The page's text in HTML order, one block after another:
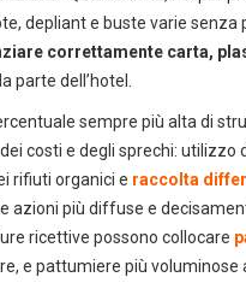
depliant e buste varie senza
correttamente carta,
parte dell’hotel.
sempre più alta di
costi e degli sprechi:
rifiuti organici e raccolta
azioni più diffuse e
ricettive possono collocare
e pattumiere più voluminose